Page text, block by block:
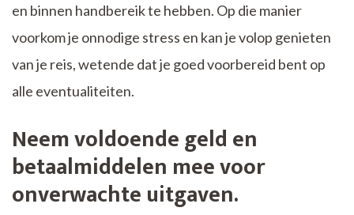
en binnen handbereik te hebben. Op die manier
voorkom je onnodige stress en kan je volop genieten
van je reis, wetende dat je goed voorbereid bent op
alle eventualiteiten.
Neem voldoende geld en
betaalmiddelen mee voor
onverwachte uitgaven.